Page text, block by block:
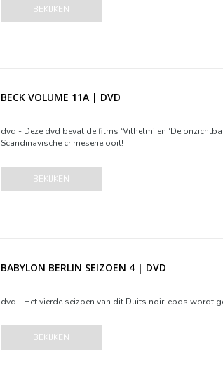
BEKIJKEN
BECK VOLUME 11A | DVD
dvd - Deze dvd bevat de films ‘Vilhelm’ en ‘De
Scandinavische crimeserie ooit!
BEKIJKEN
BABYLON BERLIN SEIZOEN 4 | DVD
dvd - Het vierde seizoen van dit Duits noir-epos wordt
BEKIJKEN